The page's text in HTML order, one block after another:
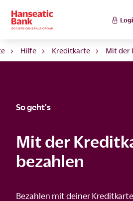
Hilfe Kreditkarte Mit der
So geht's
Mit der
bezahlen
Bezahlen mit deiner